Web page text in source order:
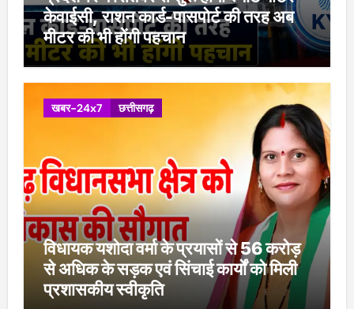
केवाईसी, राशन कार्ड-पासपोर्ट की तरह अब
मीटर की भी होंगी पहचान
खबर-24x7 छत्तीसगढ़
विधायक यशोदा वर्मा के प्रयासों से 56 करोड़
से अधिक के सड़क एवं सिंचाई कार्यों को मिली
प्रशासकीय स्वीकृति